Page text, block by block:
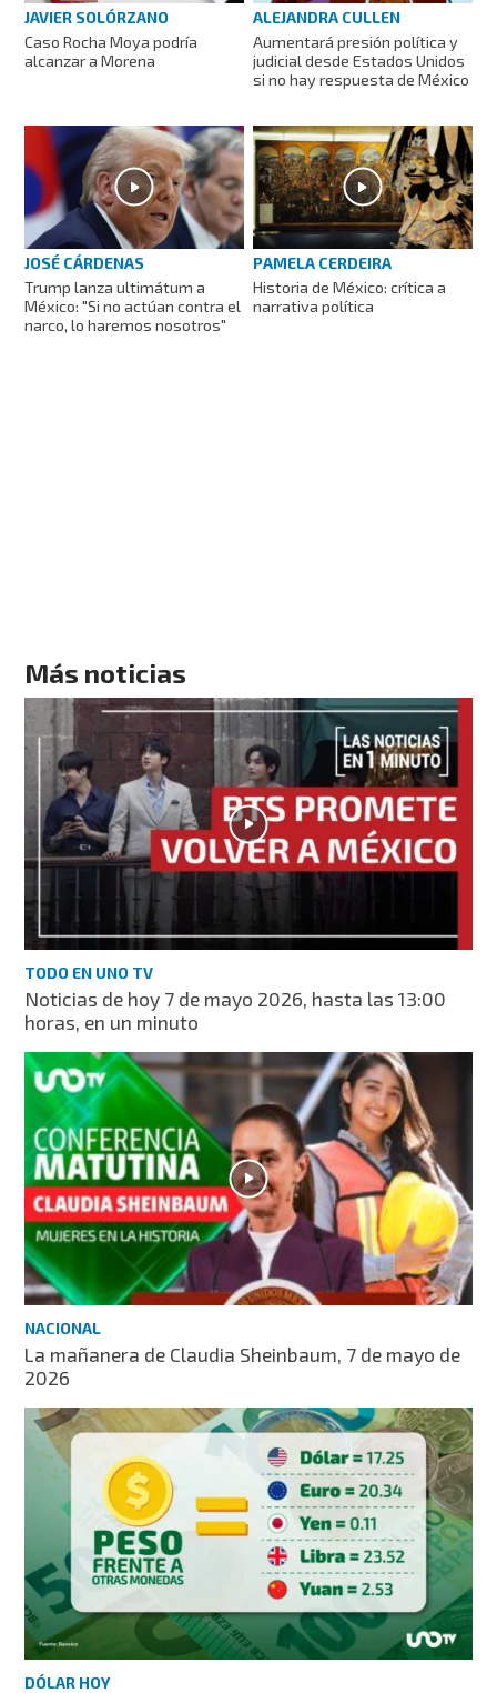
JAVIER SOLÓRZANO
Caso Rocha Moya podría
alcanzar a Morena
ALEJANDRA CULLEN
Aumentará presión política y
judicial desde Estados Unidos
si no hay respuesta de México
JOSÉ CÁRDENAS
Trump lanza ultimátum a
México: "Si no actúan contra el
narco, lo haremos nosotros"
PAMELA CERDEIRA
Historia de México: crítica a
narrativa política
Más noticias
TODO EN UNO TV
Noticias de hoy 7 de mayo 2026, hasta las 13:00
horas, en un minuto
NACIONAL
La mañanera de Claudia Sheinbaum, 7 de mayo de
2026
DÓLAR HOY